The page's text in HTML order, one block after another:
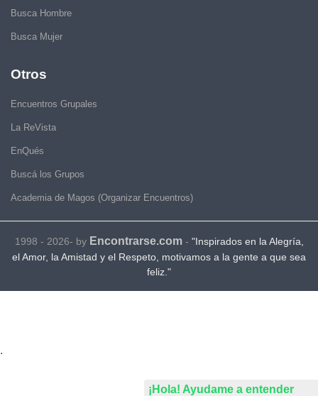
¡Hola! Ayudame a entender
Busca Hombre
Busca Mujer
Otros
Encuentros Grupales
La ReVista
EnQués
Buscá los Grupos
Academia de Magos (Organizar Encuentros)
1998 - 2026- by Encontrarse.com- "Inspirados en la Alegría,
el Amor, la Amistad y el Respeto, motivamos a la gente a que sea
feliz."
.